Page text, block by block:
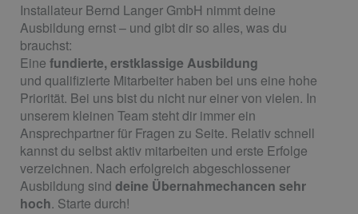
Installateur Bernd Langer GmbH nimmt deine
Ausbildung ernst – und gibt dir so alles, was du
brauchst:
Eine fundierte, erstklassige Ausbildung
und qualifizierte Mitarbeiter haben bei uns eine hohe
Priorität. Bei uns bist du nicht nur einer von vielen. In
unserem kleinen Team steht dir immer ein
Ansprechpartner für Fragen zu Seite. Relativ schnell
kannst du selbst aktiv mitarbeiten und erste Erfolge
verzeichnen. Nach erfolgreich abgeschlossener
Ausbildung sind deine Übernahmechancen sehr
hoch. Starte durch!